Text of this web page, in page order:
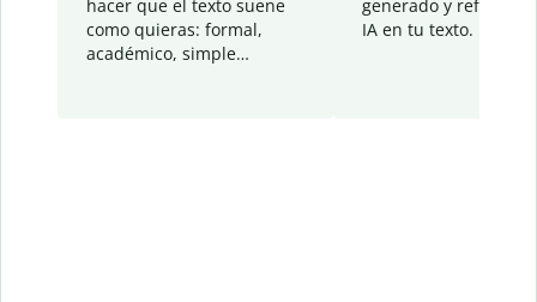
hacer que el texto suene
como quieras: formal,
académico, simple…
generado y refinado
IA en tu texto.